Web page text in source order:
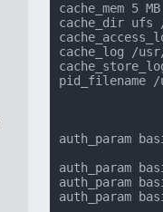
cache_mem 5 MB
cache_dir ufs
cache_log /
pid_filename
auth_param
auth_param
auth_param
auth_param